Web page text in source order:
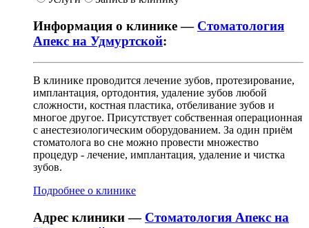
Информация о клинике — Стоматология
Апекс на Удмуртской:
В клинике проводится лечение зубов, протезирование,
имплантация, ортодонтия, удаление зубов любой
сложности, костная пластика, отбеливание зубов и
многое другое. Присутствует собственная операционная
с анестезиологическим оборудованием. За один приём
стоматолога во сне можно провести множество
процедур - лечение, имплантация, удаление и чистка
зубов.
Подробнее о клинике
Адрес клиники — Стоматология Апекс на